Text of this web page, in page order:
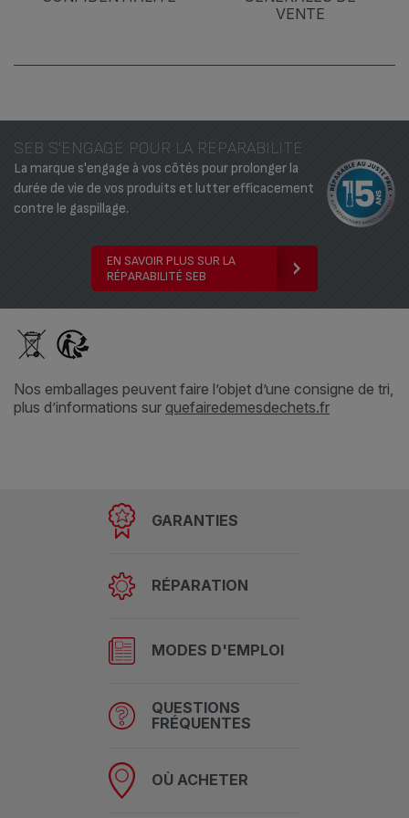
VENTE
SEB S'ENGAGE POUR LA REPARABILITE
La marque s'engage à vos côtés pour prolonger la
durée de vie de vos produits et lutter efficacement
contre le gaspillage.
EN SAVOIR PLUS SUR LA
RÉPARABILITÉ SEB
Nos emballages peuvent faire l’objet d’une consigne de tri,
plus d’informations sur quefairedemesdechets.fr
GARANTIES
RÉPARATION
MODES D'EMPLOI
QUESTIONS
FRÉQUENTES
OÙ ACHETER